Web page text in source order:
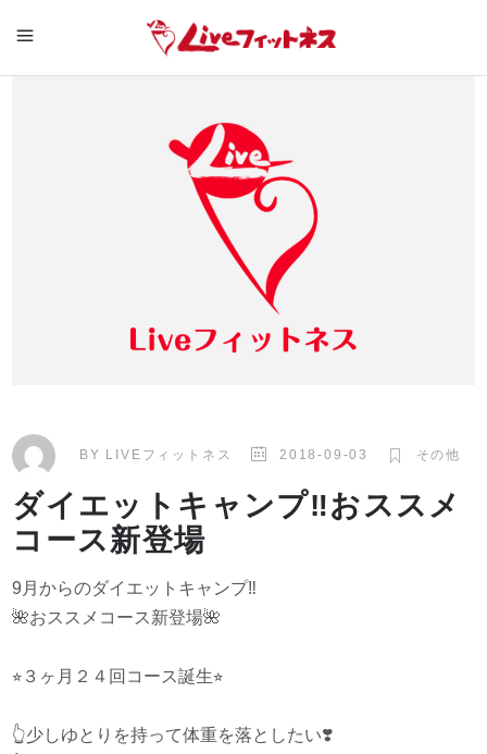
BY LIVEフィットネス 2018-09-03 その他
ダイエットキャンプ‼️おススメ
コース新登場
9月からのダイエットキャンプ‼️
🌺おススメコース新登場🌺
⭐︎ ３ヶ月２４回コース誕生⭐︎
👆少しゆとりを持って体重を落としたい❣️